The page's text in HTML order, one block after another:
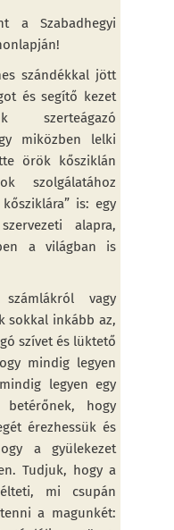
a Szabadhegyi
szándékkal jött
és segítő kezet
szerteágazó
miközben lelki
örök kősziklán
szolgálatához
is: egy
alapra,
a világban is
vagy
sokkal inkább az,
szívet és lüktető
mindig legyen
legyen egy
hogy
érezhessük és
a gyülekezet
Tudjuk, hogy a
mi csupán
a magunkét: